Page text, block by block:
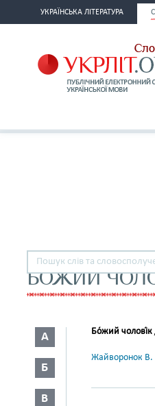
УКРАЇНСЬКА ЛІТЕРАТУРА
БОЖИЙ
А
Б
В
Бо́жий чолові́к
Жайворонок В.